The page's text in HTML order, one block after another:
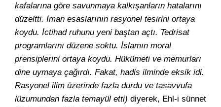
kafalarına göre savunmaya kalkışanların hatalarını
düzeltti. İman esaslarının rasyonel tesirini ortaya
koydu. İctihad ruhunu yeni baştan açtı. Tedrisat
programlarını düzene soktu. İslamın moral
prensiplerini ortaya koydu. Hükümeti ve memurları
dine uymaya çağırdı. Fakat, hadis ilminde eksik idi.
Rasyonel ilim üzerinde fazla durdu ve tasavvufa
lüzumundan fazla temayül etti) diyerek, Ehl-i sünnet